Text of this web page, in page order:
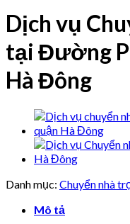
Dịch vụ
tại Đường
Hà Đông
Danh mục: Chuyển nhà
Mô tả